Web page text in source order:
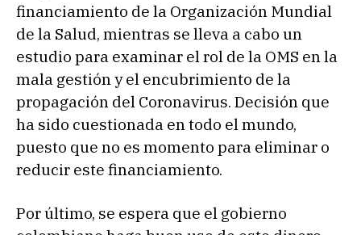
financiamiento de la Organización Mundial
de la Salud, mientras se lleva a cabo un
estudio para examinar el rol de la OMS en la
mala gestión y el encubrimiento de la
propagación del Coronavirus. Decisión que
ha sido cuestionada en todo el mundo,
puesto que no es momento para eliminar o
reducir este financiamiento.
Por último, se espera que el gobierno